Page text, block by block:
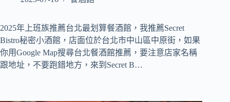
2025年上班族推薦台北最划算餐酒館，我推薦Secret
Bistro秘密小酒館，店面位於台北市中山區中原街，如果
你用Google Map搜尋台北餐酒館推薦，要注意店家名稱
跟地址，不要跑錯地方，來到Secret B…